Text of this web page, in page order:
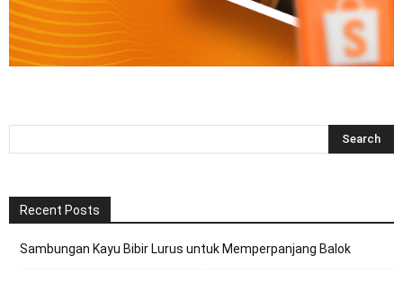
Recent Posts
Sambungan Kayu Bibir Lurus untuk Memperpanjang Balok